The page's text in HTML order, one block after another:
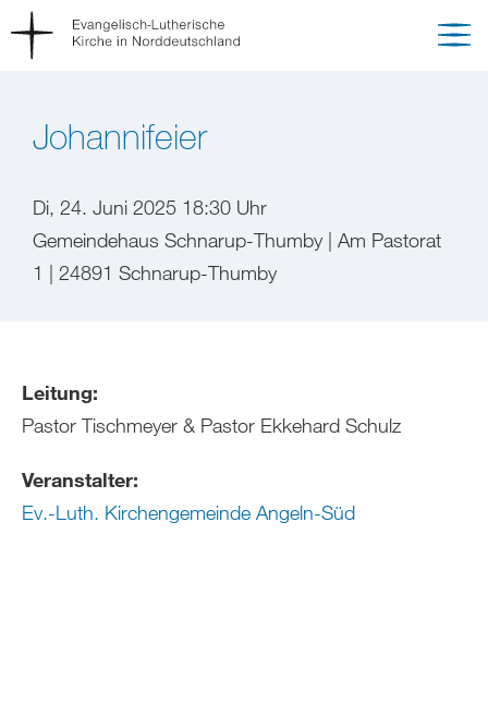
Johannifeier
Di, 24. Juni 2025 18:30 Uhr
Gemeindehaus Schnarup-Thumby | Am Pastorat
1 | 24891 Schnarup-Thumby
Leitung:
Pastor Tischmeyer & Pastor Ekkehard Schulz
Veranstalter:
Ev.-Luth. Kirchengemeinde Angeln-Süd